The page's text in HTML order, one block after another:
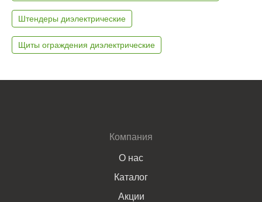
Штендеры диэлектрические
Щиты ограждения диэлектрические
Компания
О нас
Каталог
Акции